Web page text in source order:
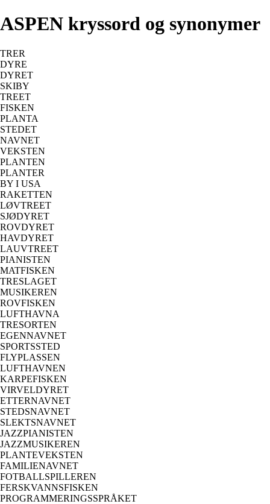
ASPEN kryssord og synonymer
TRER
DYRE
DYRET
SKIBY
TREET
FISKEN
PLANTA
STEDET
NAVNET
VEKSTEN
PLANTEN
PLANTER
BY I USA
RAKETTEN
LØVTREET
SJØDYRET
ROVDYRET
HAVDYRET
LAUVTREET
PIANISTEN
MATFISKEN
TRESLAGET
MUSIKEREN
ROVFISKEN
LUFTHAVNA
TRESORTEN
EGENNAVNET
SPORTSSTED
FLYPLASSEN
LUFTHAVNEN
KARPEFISKEN
VIRVELDYRET
ETTERNAVNET
STEDSNAVNET
SLEKTSNAVNET
JAZZPIANISTEN
JAZZMUSIKEREN
PLANTEVEKSTEN
FAMILIENAVNET
FOTBALLSPILLEREN
FERSKVANNSFISKEN
PROGRAMMERINGSSPRÅKET